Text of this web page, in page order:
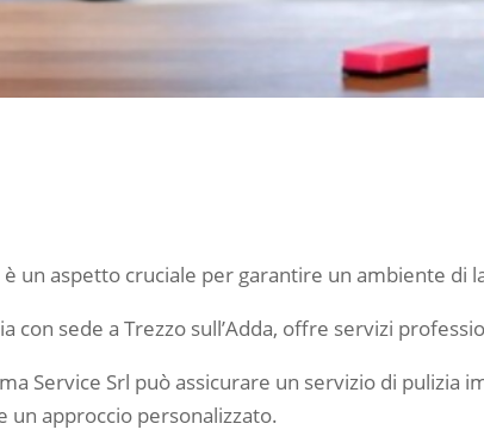
è un aspetto cruciale per garantire un ambiente
con sede a Trezzo sull’Adda, offre servizi
Service Srl può assicurare un servizio di pulizia
un approccio personalizzato.